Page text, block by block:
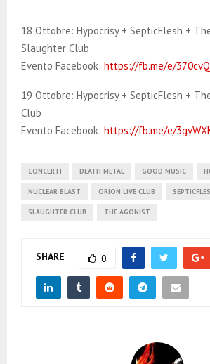
18 Ottobre: Hypocrisy + SepticFlesh +
Slaughter Club
Evento Facebook: https://fb.me/e/
19 Ottobre: Hypocrisy + SepticFlesh +
Club
Evento Facebook: https://fb.me/e/
CONCERTI DEATH METAL GOOD MUSIC
NUCLEAR BLAST ORION LIVE CLUB
SLAUGHTER CLUB THE AGONIST
SHARE 0